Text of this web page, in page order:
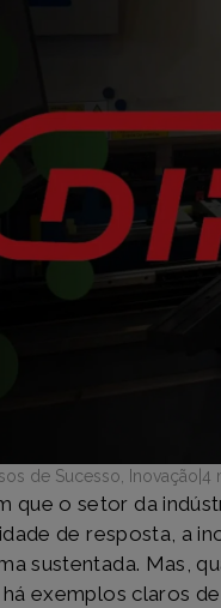
de Sucesso, Inovação 4
que o setor da
de resposta, a
sustentada. Mas,
há exemplos claros